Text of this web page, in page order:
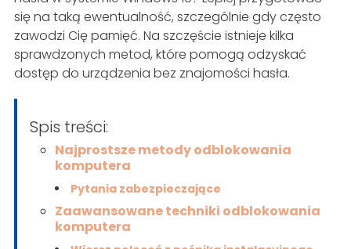
się na taką ewentualność, szczególnie gdy często
zawodzi Cię pamięć. Na szczęście istnieje kilka
sprawdzonych metod, które pomogą odzyskać
dostęp do urządzenia bez znajomości hasła.
Spis treści:
Najprostsze metody odblokowania
komputera
Pytania zabezpieczające
Zaawansowane techniki odblokowania
komputera